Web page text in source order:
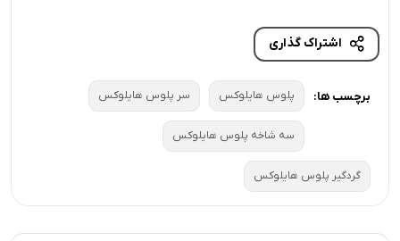
اشتراک گذاری
برچسب ها: پلوس هایلوکس سر پلوس هایلوکس
سه شاخه پلوس هایلوکس
گردگیر پلوس هایلوکس